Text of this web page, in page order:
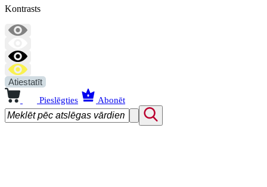
Kontrasts
Atiestatīt
Pieslēgties Abonēt